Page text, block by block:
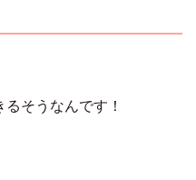
そうなんです！